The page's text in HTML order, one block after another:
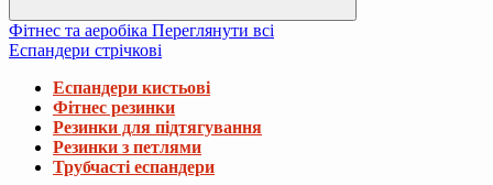
Фітнес та аеробіка Переглянути всі
Еспандери стрічкові
Еспандери кистьові
Фітнес резинки
Резинки для підтягування
Резинки з петлями
Трубчасті еспандери